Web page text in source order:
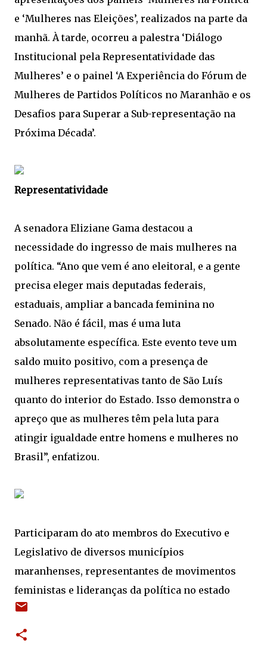
e ‘Mulheres nas Eleições’, realizados na parte da
manhã. À tarde, ocorreu a palestra ‘Diálogo
Institucional pela Representatividade das
Mulheres’ e o painel ‘A Experiência do Fórum de
Mulheres de Partidos Políticos no Maranhão e os
Desafios para Superar a Sub-representação na
Próxima Década’.
Representatividade
A senadora Eliziane Gama destacou a
necessidade do ingresso de mais mulheres na
política. “Ano que vem é ano eleitoral, e a gente
precisa eleger mais deputadas federais,
estaduais, ampliar a bancada feminina no
Senado. Não é fácil, mas é uma luta
absolutamente específica. Este evento teve um
saldo muito positivo, com a presença de
mulheres representativas tanto de São Luís
quanto do interior do Estado. Isso demonstra o
apreço que as mulheres têm pela luta para
atingir igualdade entre homens e mulheres no
Brasil”, enfatizou.
Participaram do ato membros do Executivo e
Legislativo de diversos municípios
maranhenses, representantes de movimentos
feministas e lideranças da política no estado